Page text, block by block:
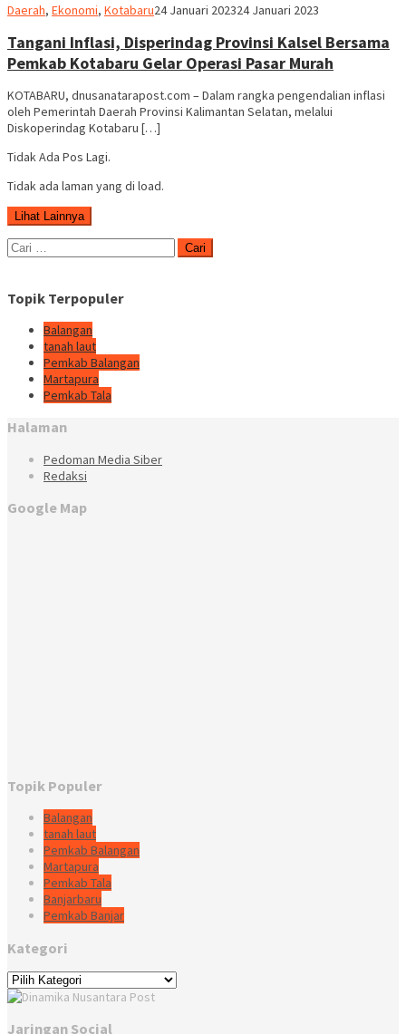
Daerah, Ekonomi, KotabaruRobert
24 Januari 202324 Januari 2023
Tangani Inflasi, Disperindag Provinsi Kalsel Bersama
Pemkab Kotabaru Gelar Operasi Pasar Murah
KOTABARU, dnusanatarapost.com – Dalam rangka pengendalian inflasi
oleh Pemerintah Daerah Provinsi Kalimantan Selatan, melalui
Diskoperindag Kotabaru […]
Tidak Ada Pos Lagi.
Tidak ada laman yang di load.
Lihat Lainnya
Cari
untuk:
Topik Terpopuler
Balangan
tanah laut
Pemkab Balangan
Martapura
Pemkab Tala
Halaman
Pedoman Media Siber
Redaksi
Google Map
Topik Populer
Balangan
tanah laut
Pemkab Balangan
Martapura
Pemkab Tala
Banjarbaru
Pemkab Banjar
Kategori
Kategori
Jaringan Social